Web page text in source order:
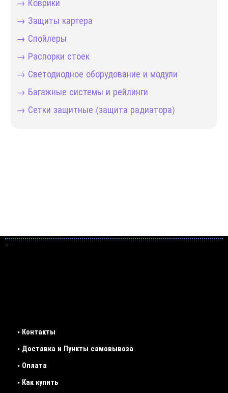
→ Защиты картера
→ Спойлеры
→ Распорки стоек
→ Светодиодное оборудование и модули
→ Багажные системы и рейлинги
→ Сетки защитные (защита радиатора)
• Контакты
• Доставка и Пункты самовывоза
• Оплата
• Как купить